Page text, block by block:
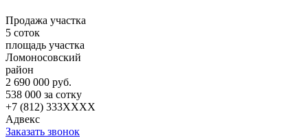
Продажа участка
5 соток
площадь участка
Ломоносовский
район
2 690 000 руб.
538 000 за сотку
+7 (812) 333XXXX
Адвекс
Заказать звонок